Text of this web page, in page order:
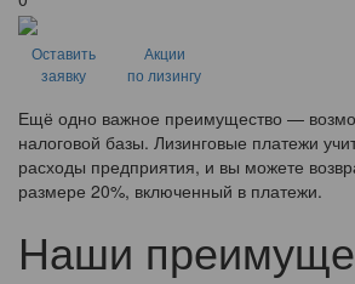
Оставить
заявку
Акции
по лизингу
Ещё одно важное преимущество —
налоговой базы. Лизинговые платежи
расходы предприятия, и вы можете
размере 20%, включенный в платежи.
Наши